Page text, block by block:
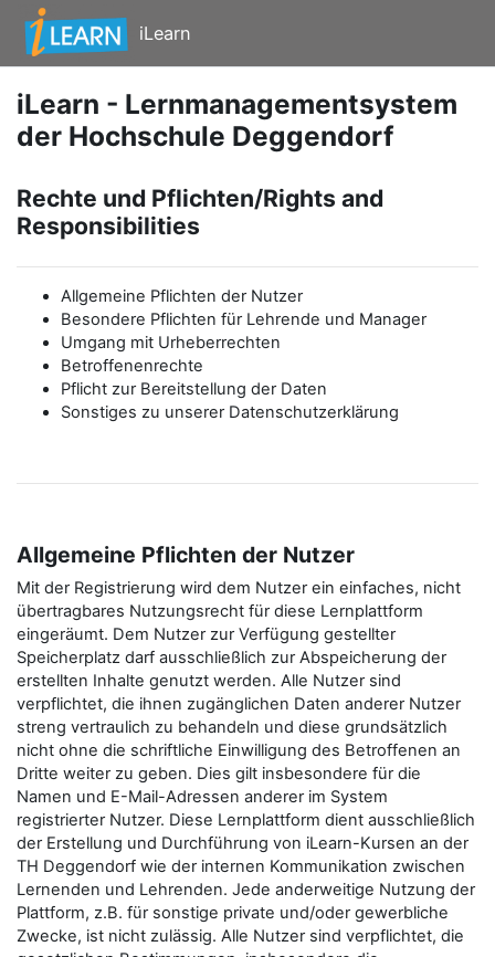
Zum Hauptinhalt
iLearn
iLearn - Lernmanagementsystem
der Hochschule Deggendorf
Rechte und Pflichten/Rights and
Responsibilities
Allgemeine Pflichten der Nutzer
Besondere Pflichten für Lehrende und Manager
Umgang mit Urheberrechten
Betroffenenrechte
Pflicht zur Bereitstellung der Daten
Sonstiges zu unserer Datenschutzerklärung
Allgemeine Pflichten der Nutzer
Mit der Registrierung wird dem Nutzer ein einfaches, nicht
übertragbares Nutzungsrecht für diese Lernplattform
eingeräumt. Dem Nutzer zur Verfügung gestellter
Speicherplatz darf ausschließlich zur Abspeicherung der
erstellten Inhalte genutzt werden. Alle Nutzer sind
verpflichtet, die ihnen zugänglichen Daten anderer Nutzer
streng vertraulich zu behandeln und diese grundsätzlich
nicht ohne die schriftliche Einwilligung des Betroffenen an
Dritte weiter zu geben. Dies gilt insbesondere für die
Namen und E-Mail-Adressen anderer im System
registrierter Nutzer. Diese Lernplattform dient ausschließlich
der Erstellung und Durchführung von iLearn-Kursen an der
TH Deggendorf wie der internen Kommunikation zwischen
Lernenden und Lehrenden. Jede anderweitige Nutzung der
Plattform, z.B. für sonstige private und/oder gewerbliche
Zwecke, ist nicht zulässig. Alle Nutzer sind verpflichtet, die